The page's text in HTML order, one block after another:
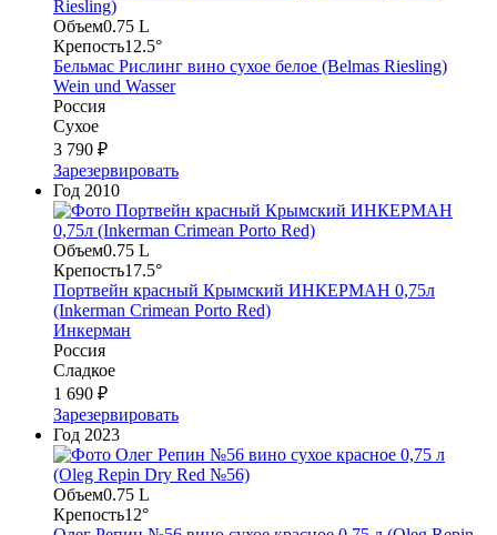
Объем0.75 L
Крепость12.5°
Бельмас Рислинг вино сухое белое (Belmas Riesling)
Wein und Wasser
Россия
Сухое
3 790 ₽
Зарезервировать
Год 2010
Объем0.75 L
Крепость17.5°
Портвейн красный Крымский ИНКЕРМАН 0,75л
(Inkerman Crimean Porto Red)
Инкерман
Россия
Сладкое
1 690 ₽
Зарезервировать
Год 2023
Объем0.75 L
Крепость12°